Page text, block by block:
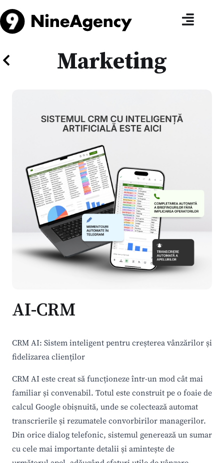
Marketing
AI-CRM
CRM AI: Sistem inteligent pentru creșterea vânzărilor și
fidelizarea clienților
CRM AI este creat să funcționeze într-un mod cât mai
familiar și convenabil. Totul este construit pe o foaie de
calcul Google obișnuită, unde se colectează automat
transcrierile și rezumatele convorbirilor managerilor.
Din orice dialog telefonic, sistemul generează un sumar
cu cele mai importante detalii și amintește de